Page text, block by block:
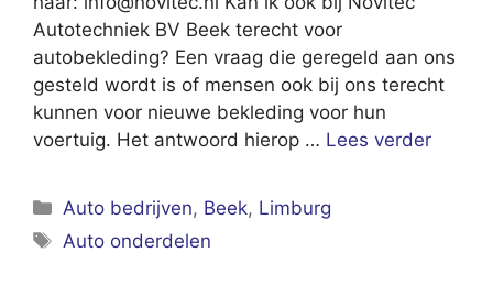
Autotechniek BV Beek terecht voor
autobekleding? Een vraag die geregeld aan ons
gesteld wordt is of mensen ook bij ons terecht
kunnen voor nieuwe bekleding voor hun
voertuig. Het antwoord hierop … Lees verder
Categorieën
Auto bedrijven, Beek, Limburg
Tags
Auto onderdelen